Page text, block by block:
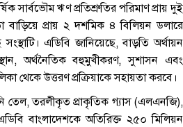
সার্বভৌম ঋণ প্রতিশ্রুতির পরিমাণ প্রায় দুই
বাড়িয়ে প্রায় ২ দশমিক ৪ বিলিয়ন ডলারে
এডিবি জানিয়েছে, বাড়তি অর্থায়ন
অর্থনৈতিক বহুমুখীকরণ, সুশাসন এবং
থেকে উত্তরণ প্রক্রিয়াকে সহায়তা করবে।
তেল, তরলীকৃত প্রাকৃতিক গ্যাস (এলএনজি),
বাংলাদেশকে অতিরিক্ত ২৫০ মিলিয়ন